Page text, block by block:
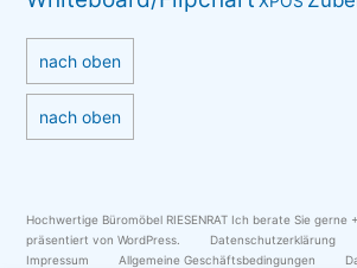
nach oben
nach oben
Hochwertige Büromöbel RIESENRAT Ich berate Sie gerne
präsentiert von WordPress.
Datenschutzerklärung
Impressum
Allgemeine Geschäftsbedingungen